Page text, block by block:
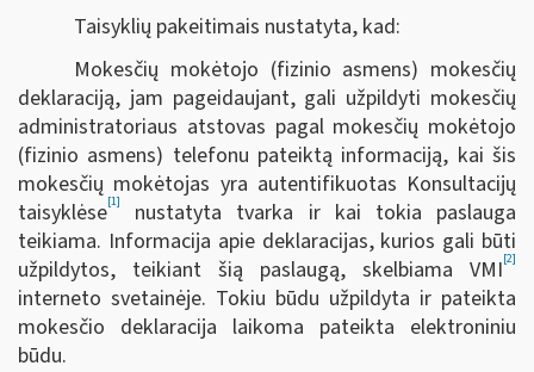
Taisyklių pakeitimais nustatyta, kad:
Mokesčių mokėtojo (fizinio asmens) mokesčių
deklaraciją, jam pageidaujant, gali užpildyti mokesčių
administratoriaus atstovas pagal mokesčių mokėtojo
(fizinio asmens) telefonu pateiktą informaciją, kai šis
mokesčių mokėtojas yra autentifikuotas Konsultacijų
taisyklėse[1]
nustatyta tvarka ir kai tokia paslauga
teikiama. Informacija apie deklaracijas, kurios gali būti
užpildytos, teikiant šią paslaugą, skelbiama VMI[2]
interneto svetainėje. Tokiu būdu užpildyta ir pateikta
mokesčio deklaracija laikoma pateikta elektroniniu
būdu.